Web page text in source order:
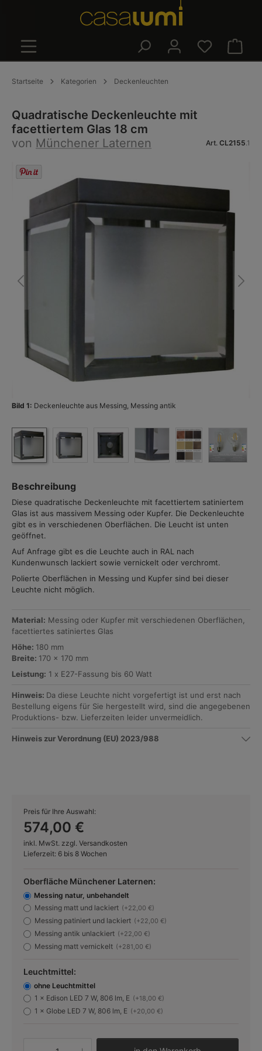
Startseite Kategorien Deckenleuchten
Quadratische Deckenleuchte mit
facettiertem Glas 18 cm
von Münchener Laternen Art. CL2155.1
Bildergalerie überspringen
Bild 1: Deckenleuchte aus Messing, Messing antik
Beschreibung
Diese quadratische Deckenleuchte mit facettiertem satiniertem
Glas ist aus massivem Messing oder Kupfer. Die Deckenleuchte
gibt es in verschiedenen Oberflächen. Die Leucht ist unten
geöffnet.
Auf Anfrage gibt es die Leuchte auch in RAL nach
Kundenwunsch lackiert sowie vernickelt oder verchromt.
Polierte Oberflächen in Messing und Kupfer sind bei dieser
Leuchte nicht möglich.
Material: Messing oder Kupfer mit verschiedenen Oberflächen,
facettiertes satiniertes Glas
Höhe: 180 mm
Breite: 170 x 170 mm
Leistung: 1 x E27-Fassung bis 60 Watt
Hinweis: Da diese Leuchte nicht vorgefertigt ist und erst nach
Bestellung eigens für Sie hergestellt wird, sind die angegebenen
Produktions- bzw. Lieferzeiten leider unvermeidlich.
Hinweis zur Verordnung (EU) 2023/988
Preis für Ihre Auswahl:
574,00 €
inkl. MwSt. zzgl. Versandkosten
Lieferzeit: 6 bis 8 Wochen
Oberfläche Münchener Laternen:
Messing natur, unbehandelt
Messing matt und lackiert (+22,00 €)
Messing patiniert und lackiert (+22,00 €)
Messing antik unlackiert (+22,00 €)
Messing matt vernickelt (+281,00 €)
Leuchtmittel:
ohne Leuchtmittel
1 × Edison LED 7 W, 806 lm, E (+18,00 €)
1 × Globe LED 7 W, 806 lm, E (+20,00 €)
Produkt Anzahl: Gib den